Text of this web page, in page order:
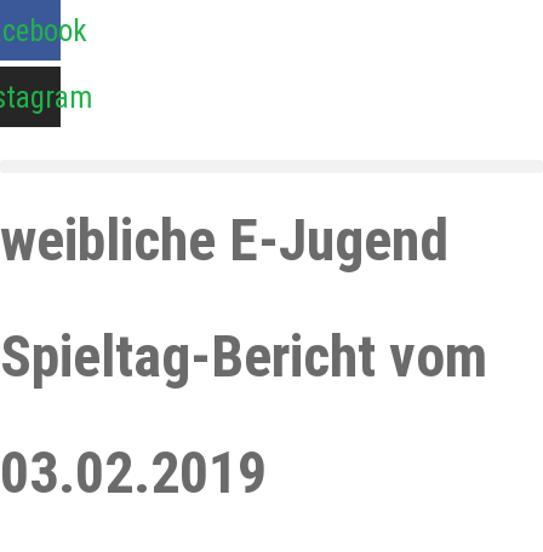
Inhalt
springen
weibliche E-Jugend
Spieltag-Bericht vom
03.02.2019